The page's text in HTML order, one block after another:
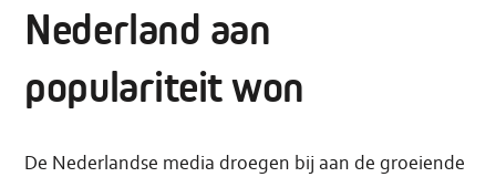
Nederland aan
populariteit won
De Nederlandse media droegen bij aan de groeiende